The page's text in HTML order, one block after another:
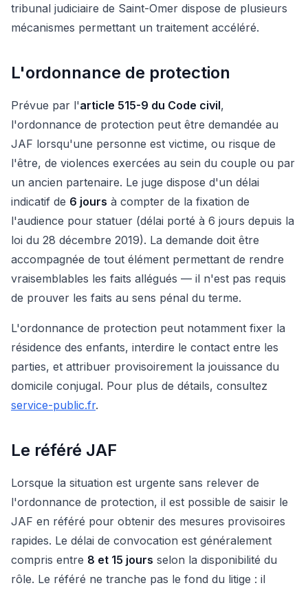
tribunal judiciaire de Saint-Omer dispose de plusieurs
mécanismes permettant un traitement accéléré.
L'ordonnance de protection
Prévue par l'article 515-9 du Code civil,
l'ordonnance de protection peut être demandée au
JAF lorsqu'une personne est victime, ou risque de
l'être, de violences exercées au sein du couple ou par
un ancien partenaire. Le juge dispose d'un délai
indicatif de 6 jours à compter de la fixation de
l'audience pour statuer (délai porté à 6 jours depuis la
loi du 28 décembre 2019). La demande doit être
accompagnée de tout élément permettant de rendre
vraisemblables les faits allégués — il n'est pas requis
de prouver les faits au sens pénal du terme.
L'ordonnance de protection peut notamment fixer la
résidence des enfants, interdire le contact entre les
parties, et attribuer provisoirement la jouissance du
domicile conjugal. Pour plus de détails, consultez
service-public.fr.
Le référé JAF
Lorsque la situation est urgente sans relever de
l'ordonnance de protection, il est possible de saisir le
JAF en référé pour obtenir des mesures provisoires
rapides. Le délai de convocation est généralement
compris entre 8 et 15 jours selon la disponibilité du
rôle. Le référé ne tranche pas le fond du litige : il